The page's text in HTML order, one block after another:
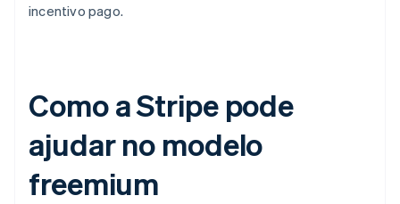
incentivo pago.
Como a Stripe pode
ajudar no modelo
freemium